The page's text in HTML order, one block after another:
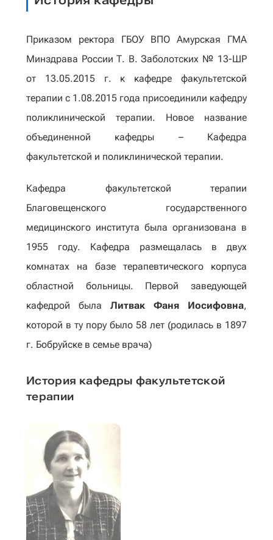
Приказом ректора ГБОУ ВПО Амурская ГМА
Минздрава России Т. В. Заболотских № 13-ШР
от 13.05.2015 г. к кафедре факультетской
терапии с 1.08.2015 года присоединили кафедру
поликлинической терапии. Новое название
объединенной кафедры – Кафедра
факультетской и поликлинической терапии.
Кафедра факультетской терапии
Благовещенского государственного
медицинского института была организована в
1955 году. Кафедра размещалась в двух
комнатах на базе терапевтического корпуса
областной больницы. Первой заведующей
кафедрой была Литвак Фаня Иосифовна,
которой в ту пору было 58 лет (родилась в 1897
г. Бобруйске в семье врача)
История кафедры факультетской
терапии